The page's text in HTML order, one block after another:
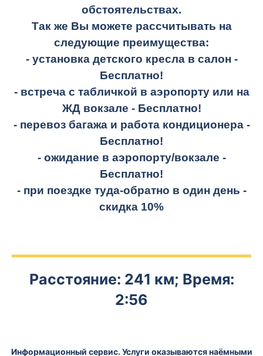
обстоятельствах.
Так же Вы можете рассчитывать на
следующие преимущества:
- установка детского кресла в салон -
Бесплатно!
- встреча с табличкой в аэропорту или на
ЖД вокзале - Бесплатно!
- перевоз багажа и работа кондиционера -
Бесплатно!
- ожидание в аэропорту/вокзале -
Бесплатно!
- при поездке туда-обратно в один день -
скидка 10%
Расстояние: 241 км; Время:
2:56
Информационный сервис. Услуги оказываются наёмными